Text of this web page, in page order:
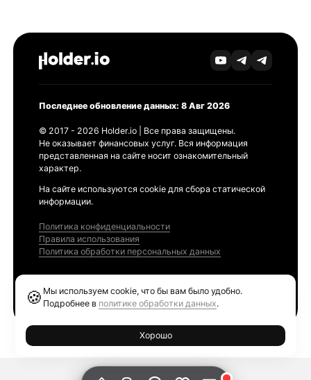
Последнее обновление данных: 8 Авг 2026
© 2017 - 2026 Holder.io | Все права защищены.
Не оказывает финансовых услуг. Вся информация
представленная на сайте носит ознакомительный
характер.
На сайте используются cookie для сбора статической
информации.
Политика конфиденциальности
Правила использования
Политика обработки персональных данных
🍪 Мы используем cookie, что бы вам было удобно.
Подробнее в политике обработки данных.
Хорошо
Ethereum GAS Tracker